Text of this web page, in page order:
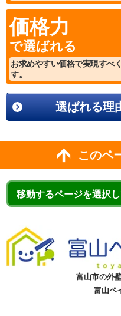
価格力
で選ばれる
お求めやすい価格で実現すべ
す。
選ばれる理
このペ
富山市の外
富山ペ